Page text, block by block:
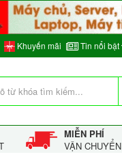
Khuyến mãi Tin nổi bật
MIỄN PHÍ
VẬN CHUYỂN